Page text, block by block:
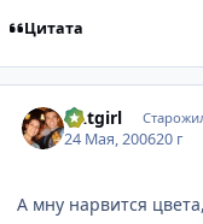
Цитата
CAtgirl
24 Мая, 200620 г
А мну нарвится